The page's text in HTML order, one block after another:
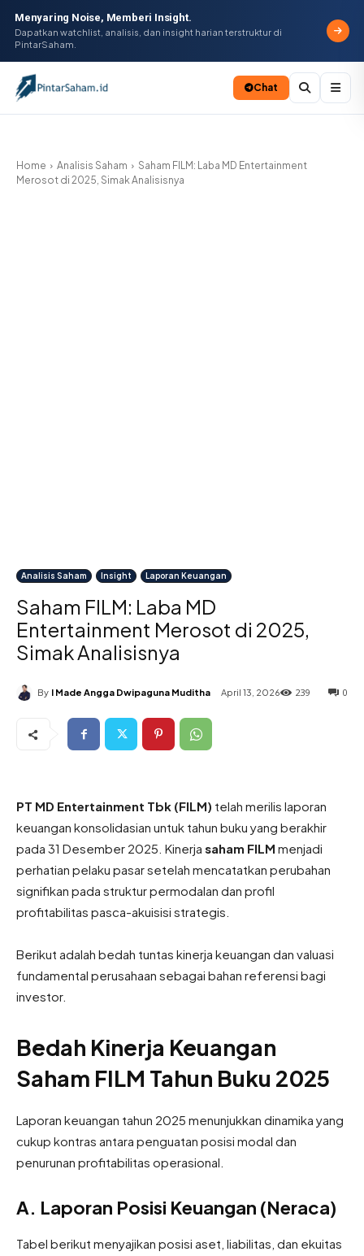
Menyaring Noise, Memberi Insight.
Dapatkan watchlist, analisis, dan insight harian terstruktur di
PintarSaham.
Chat
Home
Analisis Saham
Saham FILM: Laba MD Entertainment
Merosot di 2025, Simak Analisisnya
Analisis Saham Insight Laporan Keuangan
Saham FILM: Laba MD
Entertainment Merosot di 2025,
Simak Analisisnya
By I Made Angga Dwipaguna Muditha April 13, 2026 0
239
PT MD Entertainment Tbk (FILM) telah merilis laporan
keuangan konsolidasian untuk tahun buku yang berakhir
pada 31 Desember 2025. Kinerja saham FILM menjadi
perhatian pelaku pasar setelah mencatatkan perubahan
signifikan pada struktur permodalan dan profil
profitabilitas pasca-akuisisi strategis.
Berikut adalah bedah tuntas kinerja keuangan dan valuasi
fundamental perusahaan sebagai bahan referensi bagi
investor.
Bedah Kinerja Keuangan
Saham FILM Tahun Buku 2025
Laporan keuangan tahun 2025 menunjukkan dinamika yang
cukup kontras antara penguatan posisi modal dan
penurunan profitabilitas operasional.
A. Laporan Posisi Keuangan (Neraca)
Tabel berikut menyajikan posisi aset, liabilitas, dan ekuitas